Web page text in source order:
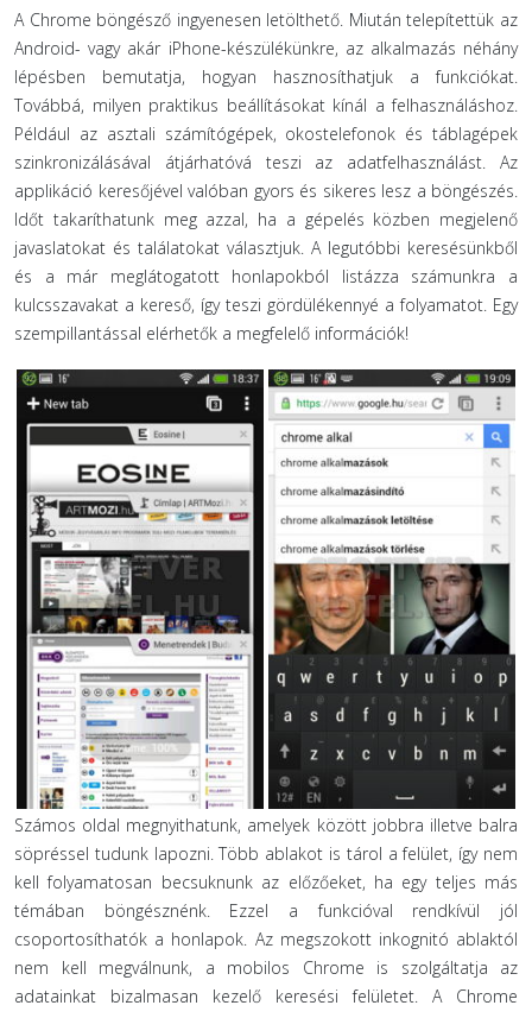
A Chrome böngésző ingyenesen letölthető. Miután telepítettük az
Android- vagy akár iPhone-készülékünkre, az alkalmazás néhány
lépésben bemutatja, hogyan hasznosíthatjuk a funkciókat.
Továbbá, milyen praktikus beállításokat kínál a felhasználáshoz.
Például az asztali számítógépek, okostelefonok és táblagépek
szinkronizálásával átjárhatóvá teszi az adatfelhasználást. Az
applikáció keresőjével valóban gyors és sikeres lesz a böngészés.
Időt takaríthatunk meg azzal, ha a gépelés közben megjelenő
javaslatokat és találatokat választjuk. A legutóbbi keresésünkből
és a már meglátogatott honlapokból listázza számunkra a
kulcsszavakat a kereső, így teszi gördülékennyé a folyamatot. Egy
szempillantással elérhetők a megfelelő információk!
Számos oldal megnyithatunk, amelyek között jobbra illetve balra
söpréssel tudunk lapozni. Több ablakot is tárol a felület, így nem
kell folyamatosan becsuknunk az előzőeket, ha egy teljes más
témában böngésznénk. Ezzel a funkcióval rendkívül jól
csoportosíthatók a honlapok. Az megszokott inkognitó ablaktól
nem kell megválnunk, a mobilos Chrome is szolgáltatja az
adatainkat bizalmasan kezelő keresési felületet. A Chrome